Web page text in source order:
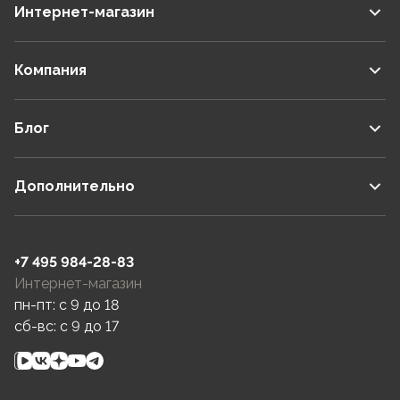
Интернет-магазин
Компания
Блог
Дополнительно
+7 495 984-28-83
Интернет-магазин
пн-пт: c 9 до 18
сб-вс: c 9 до 17